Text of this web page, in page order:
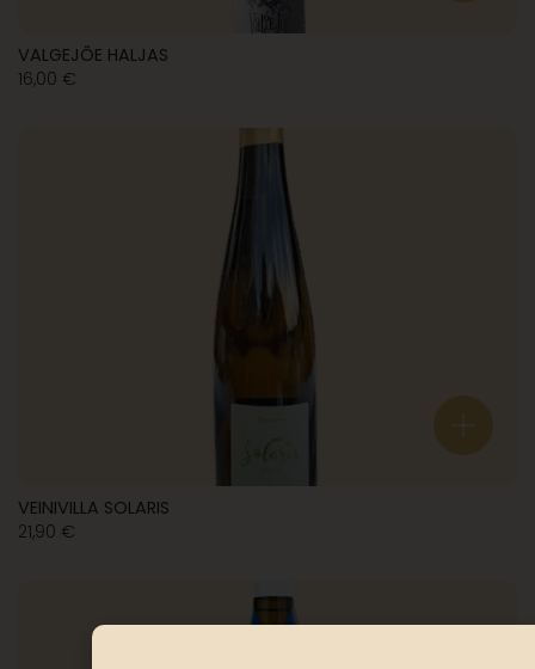
VALGEJÕE HALJAS
16,00 €
VEINIVILLA SOLARIS
21,90 €